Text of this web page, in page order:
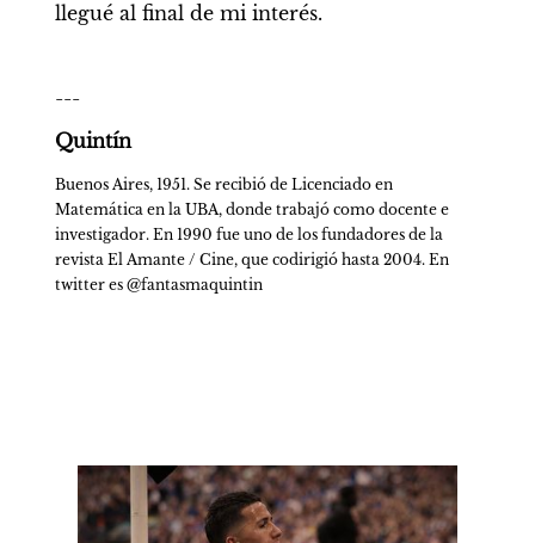
llegué al final de mi interés.
---
Quintín
Buenos Aires, 1951. Se recibió de Licenciado en
Matemática en la UBA, donde trabajó como docente e
investigador. En 1990 fue uno de los fundadores de la
revista El Amante / Cine, que codirigió hasta 2004. En
twitter es @fantasmaquintin